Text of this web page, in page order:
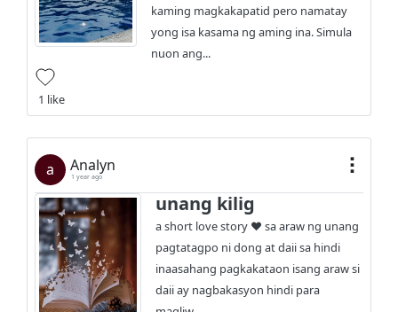
kaming magkakapatid pero namatay
yong isa kasama ng aming ina. Simula
nuon ang...
1 like
a Analyn
1 year ago
unang kilig
a short love story ❤️ sa araw ng unang
pagtatagpo ni dong at daii sa hindi
inaasahang pagkakataon isang araw si
daii ay nagbakasyon hindi para